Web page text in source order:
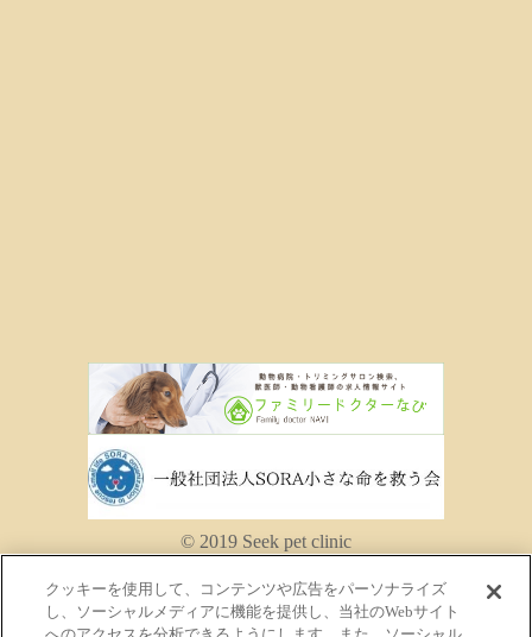
© 2019 Seek pet clinic
クッキーを使用して、コンテンツや広告をパーソナライズ
し、ソーシャルメディアに機能を提供し、当社のWebサイト